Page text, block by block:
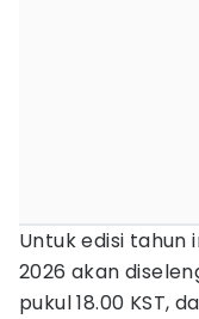
Untuk edisi tahun
2026 akan
pukul 18.00 KST,